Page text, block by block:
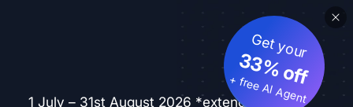
1 July – 31st August 2026 *extended
Get your
33% off
+ free AI Agent